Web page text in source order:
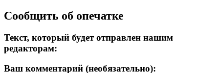
Сообщить об опечатке
Текст, который будет отправлен нашим
редакторам:
Ваш комментарий (необязательно):